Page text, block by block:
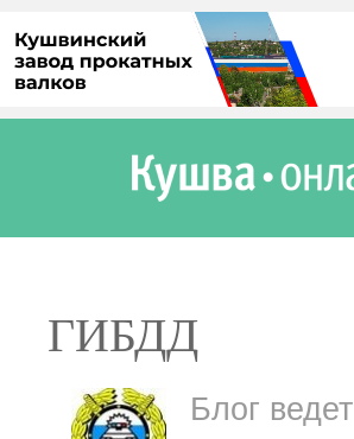
ГИБДД
Блог ведет